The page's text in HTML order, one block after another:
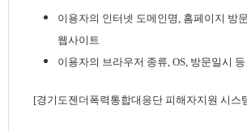
이용자의 인터넷 도메인명, 홈페이지 방
웹사이트
이용자의 브라우저 종류, OS, 방문일시 등
[경기도젠더폭력통합대응단 피해자지원 시스